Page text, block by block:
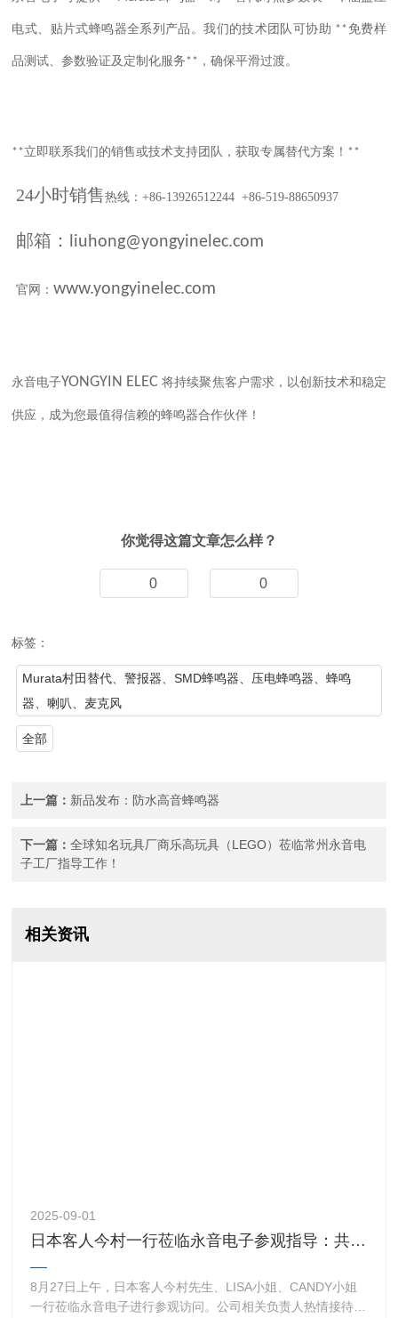
电式、贴片式蜂鸣器全系列产品。我们的技术团队可协助 **免费样
品测试、参数验证及定制化服务** ，确保平滑过渡。
**立即联系我们的销售或技术支持团队，获取专属替代方案！ **
24小时销售热线：+86-13926512244 +86-519-88650937
邮箱： liuhong@yongyinelec.com
官网：www.yongyinelec.com
永音电子YONGYIN ELEC将持续聚焦客户需求，以创新技术和稳定
供应，成为您最值得信赖的蜂鸣器合作伙伴！
你觉得这篇文章怎么样？
0 0
标签：
Murata村田替代、警报器、SMD蜂鸣器、压电蜂鸣器、蜂鸣
器、喇叭、麦克风
全部
上一篇： 新品发布：防水高音蜂鸣器
下一篇：全球知名玩具厂商乐高玩具（LEGO）莅临常州永音电
子工厂指导工作！
相关资讯
2025-09-01
日本客人今村一行莅临永音电子参观指导：共探美好旋律，携手创未来！
8月27日上午，日本客人今村先生、LISA小姐、CANDY小姐
一行莅临永音电子进行参观访问。公司相关负责人热情接待并